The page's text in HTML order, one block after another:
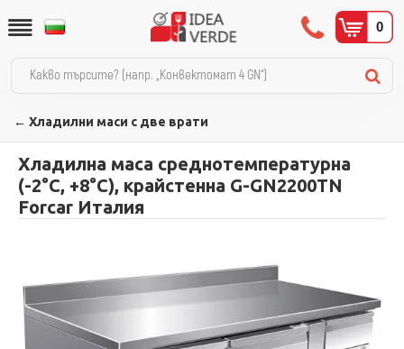
0
← Хладилни маси с две врати
Хладилна маса среднотемпературна
(-2°С, +8°С), крайстенна G-GN2200TN
Forcar Италия